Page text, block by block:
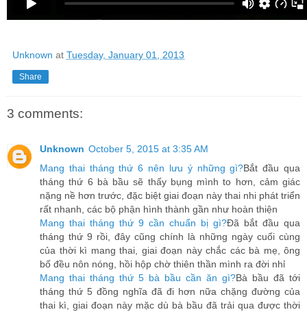
Unknown at Tuesday, January 01, 2013
Share
3 comments:
Unknown October 5, 2015 at 3:35 AM
Mang thai tháng thứ 6 nên lưu ý những gì?Bắt đầu qua
tháng thứ 6 bà bầu sẽ thấy bụng mình to hơn, cảm giác
nặng nề hơn trước, đặc biệt giai đoạn này thai nhi phát triển
rất nhanh, các bộ phận hình thành gần như hoàn thiện
Mang thai tháng thứ 9 cần chuẩn bị gì?Đã bắt đầu qua
tháng thứ 9 rồi, đây cũng chính là những ngày cuối cùng
của thời kì mang thai, giai đoạn này chắc các bà mẹ, ông
bố đều nôn nóng, hồi hộp chờ thiên thần mình ra đời nhỉ
Mang thai tháng thứ 5 bà bầu cần ăn gì?Bà bầu đã tới
tháng thứ 5 đồng nghĩa đã đi hơn nữa chặng đường của
thai kì, giai đoạn này mặc dù bà bầu đã trải qua được thời